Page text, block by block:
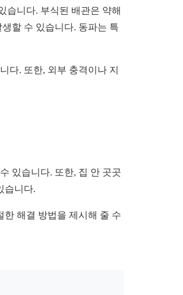
습니다. 부식된 배관은 약해
할 수 있습니다. 동파는 특
다. 또한, 외부 충격이나 지
있습니다. 또한, 집 안 곳곳
습니다.
해결 방법을 제시해 줄 수